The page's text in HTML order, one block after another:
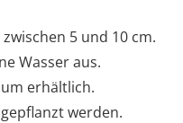
5 und 10 cm.
Wasser aus.
erhältlich.
werden.